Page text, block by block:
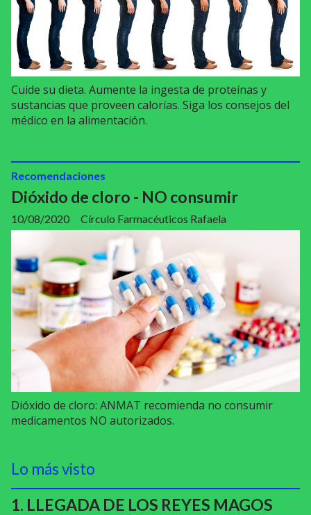
Cuide su dieta. Aumente la ingesta de proteínas y
sustancias que proveen calorías. Siga los consejos del
médico en la alimentación.
Dióxido de cloro - NO consumir
Círculo Farmacéuticos Rafaela
Recomendaciones
10/08/2020
Dióxido de cloro: ANMAT recomienda no consumir
medicamentos NO autorizados.
Lo más visto
LLEGADA DE LOS REYES MAGOS